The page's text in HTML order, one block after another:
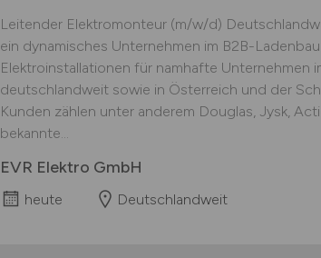
Leitender Elektromonteur (m/w/d)
ein dynamisches Unternehmen im B2B-
Elektroinstallationen für namhafte Unternehmen
deutschlandweit sowie in Österreich und der
Kunden zählen unter anderem Douglas, Jysk,
bekannte...
EVR Elektro GmbH
heute Deutschlandweit